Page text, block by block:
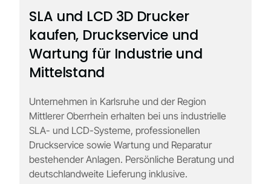
SLA und LCD 3D Drucker
kaufen, Druckservice und
Wartung für Industrie und
Mittelstand
Unternehmen in Karlsruhe und der Region
Mittlerer Oberrhein erhalten bei uns industrielle
SLA- und LCD-Systeme, professionellen
Druckservice sowie Wartung und Reparatur
bestehender Anlagen. Persönliche Beratung und
deutschlandweite Lieferung inklusive.